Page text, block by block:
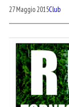
27 Maggio 2015Club